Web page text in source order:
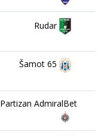
Rudar
Šamot 65
Partizan AdmiralBet